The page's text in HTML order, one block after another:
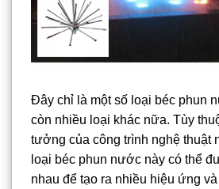
Đây chỉ là một số loại béc phun
còn nhiều loại khác nữa. Tùy
tưởng của công trình nghệ thuật
loại béc phun nước này có thể
nhau để tạo ra nhiều hiệu ứng